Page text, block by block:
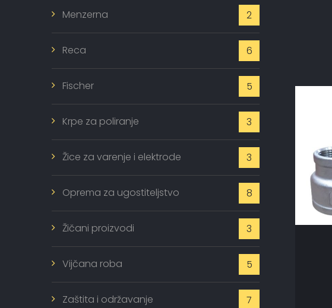
Menzerna 2
Reca 6
Fischer 5
Krpe za poliranje 3
Žice za varenje i elektrode 3
Oprema za ugostiteljstvo 8
Žičani proizvodi 3
Vijčana roba 5
Zaštita i održavanje 7